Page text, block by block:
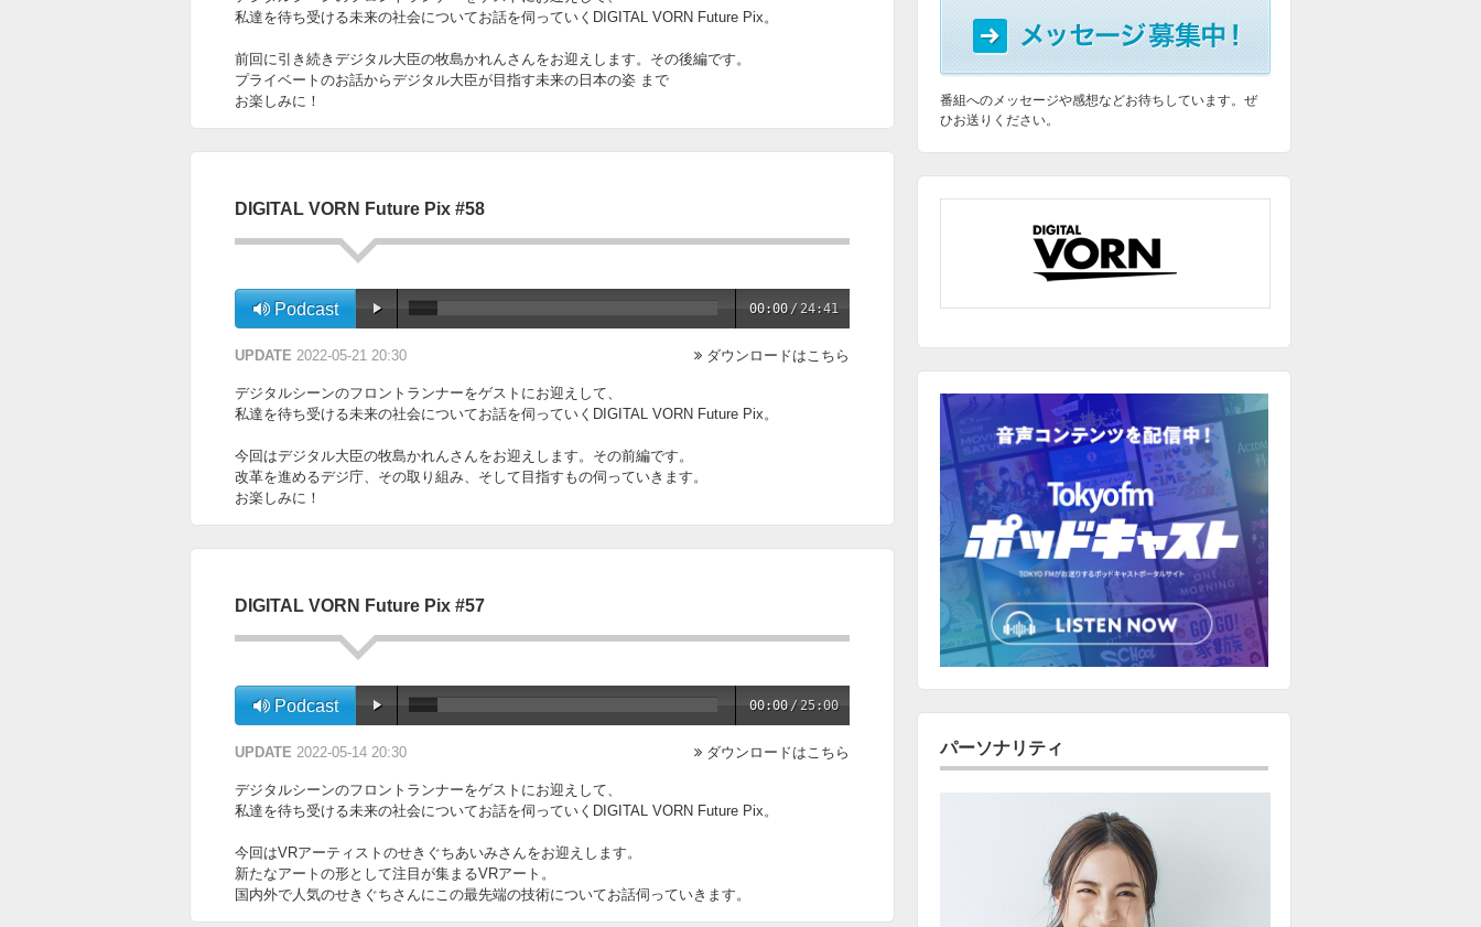
私達を待ち受ける未来の社会についてお話を伺っていくDIGITAL VORN Future Pix。
前回に引き続きデジタル大臣の牧島かれんさんをお迎えします。その後編です。
プライベートのお話からデジタル大臣が目指す未来の日本の姿 まで
お楽しみに！
DIGITAL VORN Future Pix #58
Podcast 00:00 / 24:41
ダウンロードはこちら
UPDATE 2022-05-21 20:30
デジタルシーンのフロントランナーをゲストにお迎えして、
私達を待ち受ける未来の社会についてお話を伺っていくDIGITAL VORN Future Pix。
今回はデジタル大臣の牧島かれんさんをお迎えします。その前編です。
改革を進めるデジ庁、その取り組み、そして目指すもの伺っていきます。
お楽しみに！
DIGITAL VORN Future Pix #57
Podcast 00:00 / 25:00
ダウンロードはこちら
UPDATE 2022-05-14 20:30
デジタルシーンのフロントランナーをゲストにお迎えして、
私達を待ち受ける未来の社会についてお話を伺っていくDIGITAL VORN Future Pix。
今回はVRアーティストのせきぐちあいみさんをお迎えします。
新たなアートの形として注目が集まるVRアート。
国内外で人気のせきぐちさんにこの最先端の技術についてお話伺っていきます。
番組へのメッセージや感想などお待ちしています。ぜ
ひお送りください。
パーソナリティ